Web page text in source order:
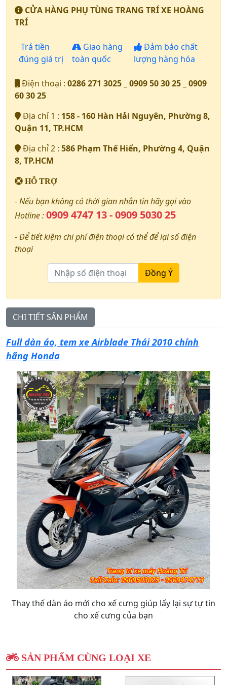
CỬA HÀNG PHỤ TÙNG TRANG TRÍ XE HOÀNG
TRÍ
Trả tiền
đúng giá trị
Giao hàng
toàn quốc
Đảm bảo chất
lượng hàng hóa
Điện thoại : 0286 271 3025 _ 0909 50 30 25 _ 0909
60 30 25
Địa chỉ 1 : 158 - 160 Hàn Hải Nguyên, Phường 8,
Quận 11, TP.HCM
Địa chỉ 2 : 586 Phạm Thế Hiển, Phường 4, Quận
8, TP.HCM
HỖ TRỢ
- Nếu bạn không có thời gian nhắn tin hãy gọi vào
Hotline :0909 4747 13 - 0909 5030 25
- Để tiết kiệm chi phí điện thoại có thể để lại số điện
thoại
Đồng Ý
CHI TIẾT SẢN PHẨM
Full dàn áo, tem xe Airblade Thái 2010 chính
hãng Honda
Thay thế dàn áo mới cho xế cưng giúp lấy lại sự tự tin
cho xế cưng của bạn
SẢN PHẨM CÙNG LOẠI XE